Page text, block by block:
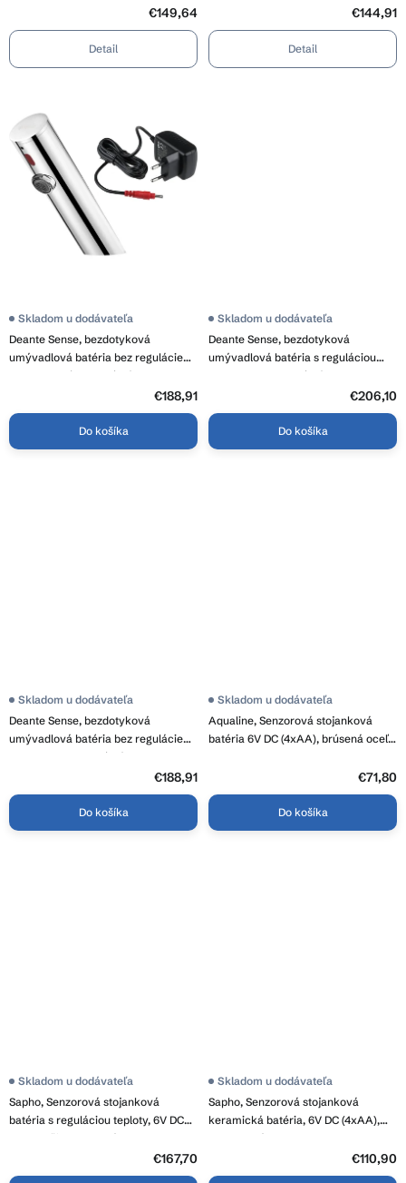
€149,64
Detail
€144,91
Detail
Deante Sense, bezdotyková
umývadlová batéria bez regulácie
teploty, 230/6 V, oceľová, BQR_P28V
Skladom u dodávateľa
€188,91
Do košíka
Deante Sense, bezdotyková
umývadlová batéria s reguláciou
teploty, 4×AA, oceľová, BQR_P29R
Skladom u dodávateľa
€206,10
Do košíka
Deante Sense, bezdotyková
umývadlová batéria bez regulácie
teploty, 4×AA, oceľová, BQR_P28R
Skladom u dodávateľa
€188,91
Do košíka
Aqualine, Senzorová stojanková
batéria 6V DC (4xAA), brúsená oceľ,
Skladom u dodávateľa
€71,80
Do košíka
Sapho, Senzorová stojanková
batéria s reguláciou teploty, 6V DC
(4xAA), čierna matná, PS190B
Skladom u dodávateľa
€167,70
Sapho, Senzorová stojanková
keramická batéria, 6V DC (4xAA),
pes, modrá, PS402B
Skladom u dodávateľa
€110,90